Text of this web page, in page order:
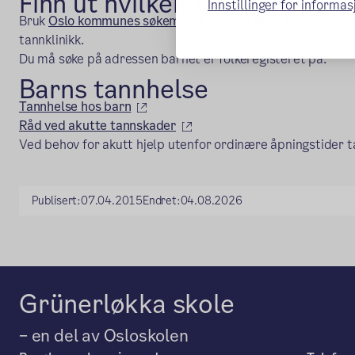
Innstillinger for
BrukOslo kommunes søkemotor
tannklinikk.
Du må søke på adressen barnet er folkeregisteret på.
Barns tannhelse
Tannhelse hos barn
(ekstern lenke)
Råd ved akutte tannskader
(ekstern lenke)
Ved behov for akutt hjelp utenfor ordinære åpningstider
Publisert:07.04.2015Endret:04.08.2026
Grünerløkka skole
– en del av Osloskolen